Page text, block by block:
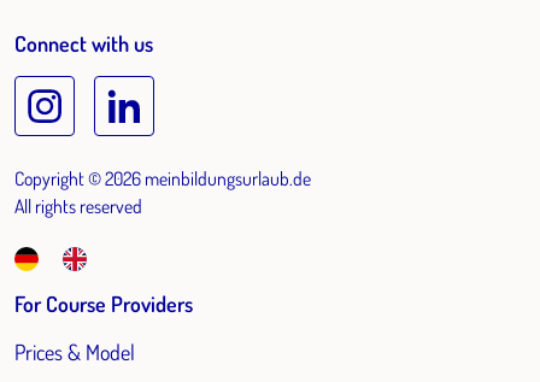
Connect with us
Copyright © 2026 meinbildungsurlaub.de
All rights reserved
For Course Providers
Prices & Model